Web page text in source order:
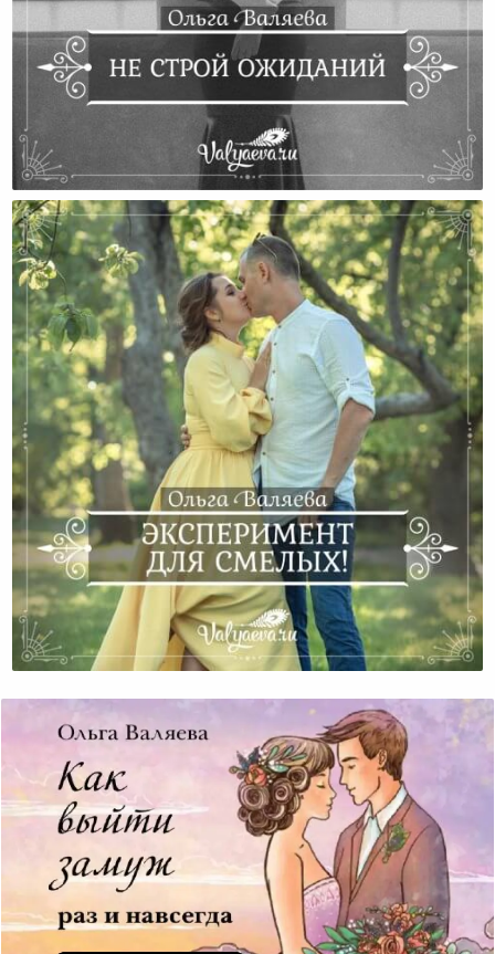
Не Строй Ожиданий
Эксперимент Для Смелых!